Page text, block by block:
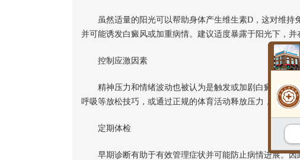
虽然适量的阳光可以帮助身体产生维生素D，这对维持
并可能诱发白癜风或加重病情。建议适度暴露于阳光下，并
控制应激因素
精神压力和情绪波动也被认为是触发或加剧白癜风的潜
呼吸等放松技巧，或通过正规的体育活动释放压力，可以
定期体检
早期诊断有助于有效管理症状并可能防止病情进展。因